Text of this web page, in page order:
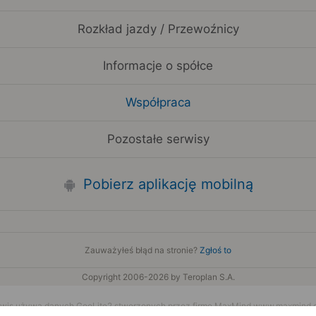
Rozkład jazdy / Przewoźnicy
Informacje o spółce
Współpraca
Pozostałe serwisy
Pobierz aplikację mobilną
Zauważyłeś błąd na stronie? Zgłoś to
Copyright 2006-2026 by Teroplan S.A.
używa danych GeoLite2 stworzonych przez firmę MaxMind